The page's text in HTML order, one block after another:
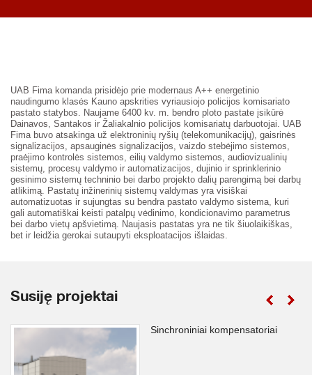
UAB Fima komanda prisidėjo prie modernaus A++ energetinio
naudingumo klasės Kauno apskrities vyriausiojo policijos komisariato
pastato statybos. Naujame 6400 kv. m. bendro ploto pastate įsikūrė
Dainavos, Santakos ir Žaliakalnio policijos komisariatų darbuotojai. UAB
Fima buvo atsakinga už elektroninių ryšių (telekomunikacijų), gaisrinės
signalizacijos, apsauginės signalizacijos, vaizdo stebėjimo sistemos,
praėjimo kontrolės sistemos, eilių valdymo sistemos, audiovizualinių
sistemų, procesų valdymo ir automatizacijos, dujinio ir sprinklerinio
gesinimo sistemų techninio bei darbo projekto dalių parengimą bei darbų
atlikimą. Pastatų inžinerinių sistemų valdymas yra visiškai
automatizuotas ir sujungtas su bendra pastato valdymo sistema, kuri
gali automatiškai keisti patalpų vėdinimo, kondicionavimo parametrus
bei darbo vietų apšvietimą. Naujasis pastatas yra ne tik šiuolaikiškas,
bet ir leidžia gerokai sutaupyti eksploatacijos išlaidas.
Susiję projektai
Sinchroniniai kompensatoriai